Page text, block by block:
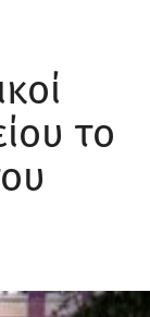
το